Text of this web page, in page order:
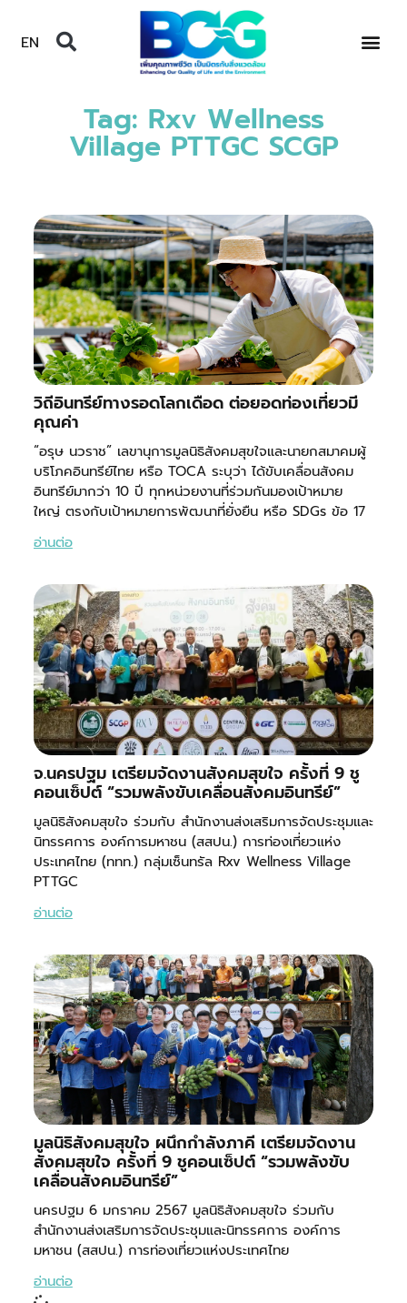
EN
Tag: Rxv Wellness
Village PTTGC SCGP
วิถีอินทรีย์ทางรอดโลกเดือด ต่อยอดท่องเที่ยวมี
คุณค่า
“อรุษ นวราช” เลขานุการมูลนิธิสังคมสุขใจและนายกสมาคมผู้
บริโภคอินทรีย์ไทย หรือ TOCA ระบุว่า ได้ขับเคลื่อนสังคม
อินทรีย์มากว่า 10 ปี ทุกหน่วยงานที่ร่วมกันมองเป้าหมาย
ใหญ่ ตรงกับเป้าหมายการพัฒนาที่ยั่งยืน หรือ SDGs ข้อ 17
อ่านต่อ
จ.นครปฐม เตรียมจัดงานสังคมสุขใจ ครั้งที่ 9 ชู
คอนเซ็ปต์ “รวมพลังขับเคลื่อนสังคมอินทรีย์”
มูลนิธิสังคมสุขใจ ร่วมกับ สำนักงานส่งเสริมการจัดประชุมและ
นิทรรศการ องค์การมหาชน (สสปน.) การท่องเที่ยวแห่ง
ประเทศไทย (ททท.) กลุ่มเซ็นทรัล Rxv Wellness Village
PTTGC
อ่านต่อ
มูลนิธิสังคมสุขใจ ผนึกกำลังภาคี เตรียมจัดงาน
สังคมสุขใจ ครั้งที่ 9 ชูคอนเซ็ปต์ “รวมพลังขับ
เคลื่อนสังคมอินทรีย์”
นครปฐม 6 มกราคม 2567 มูลนิธิสังคมสุขใจ ร่วมกับ
สำนักงานส่งเสริมการจัดประชุมและนิทรรศการ องค์การ
มหาชน (สสปน.) การท่องเที่ยวแห่งประเทศไทย
อ่านต่อ